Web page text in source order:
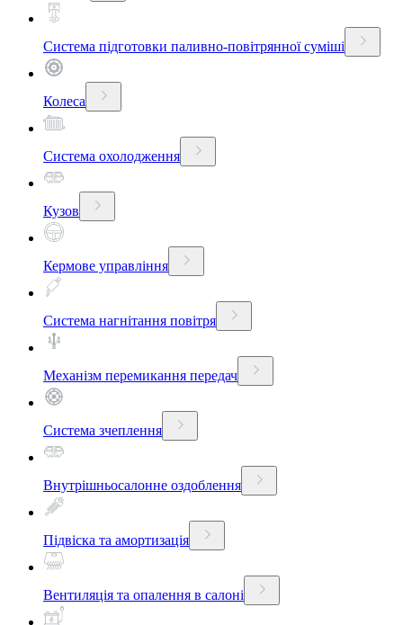
Система підготовки паливно-повітрянної суміші
Колеса
Система охолодження
Кузов
Кермове управління
Система нагнітання повітря
Механізм перемикання передач
Система зчеплення
Внутрішньосалонне оздоблення
Підвіска та амортизація
Вентиляція та опалення в салоні